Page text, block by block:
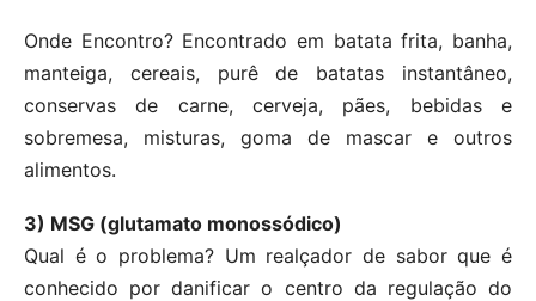
Onde Encontro? Encontrado em batata frita, banha,
manteiga, cereais, purê de batatas instantâneo,
conservas de carne, cerveja, pães, bebidas e
sobremesa, misturas, goma de mascar e outros
alimentos.
3) MSG (glutamato monossódico)
Qual é o problema? Um realçador de sabor que é
conhecido por danificar o centro da regulação do